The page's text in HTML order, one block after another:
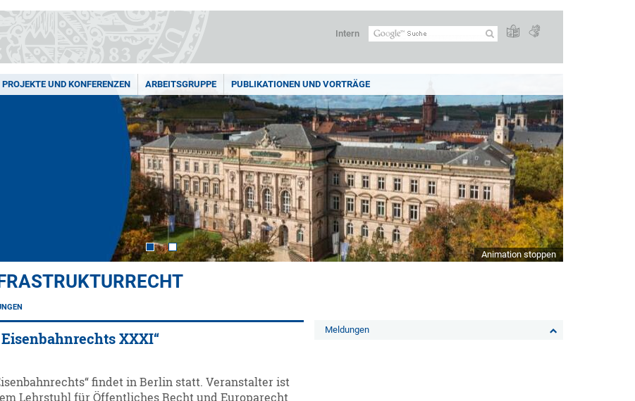
Intern
PROJEKTE UND KONFERENZEN ARBEITSGRUPPE PUBLIKATIONEN UND VORTRÄGE
Animation stoppen
XXXI“
findet in Berlin statt. Veranstalter ist
Lehrstuhl für Öffentliches Recht und Europarecht
Meldungen